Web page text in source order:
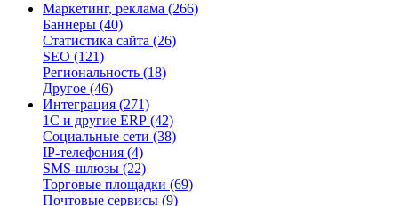
Маркетинг, реклама (266)
Баннеры (40)
Статистика сайта (26)
SEO (121)
Региональность (18)
Другое (46)
Интеграция (271)
1С и другие ERP (42)
Социальные сети (38)
IP-телефония (4)
SMS-шлюзы (22)
Торговые площадки (69)
Почтовые сервисы (9)